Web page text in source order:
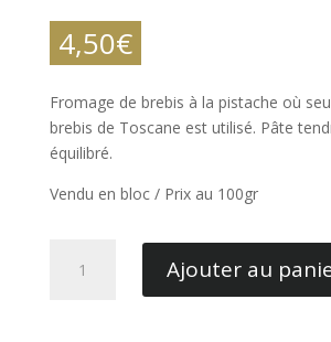
4,50€
Fromage de brebis à la pistache où
brebis de Toscane est utilisé. Pâte
équilibré.
Vendu en bloc / Prix au 100gr
Ajouter au